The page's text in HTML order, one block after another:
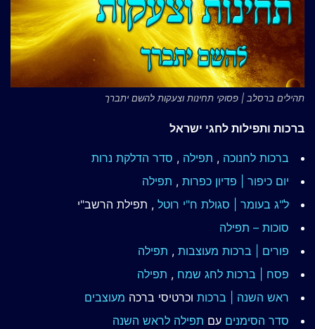
תהילים ברסלב | פסוקי תחינות וצעקות להשם יתברך
ברכות ותפילות לחגי ישראל
ברכות לחנוכה , תפילה , סדר הדלקת נרות
יום כיפור | פדיון כפרות , תפילה
ל"ג בעומר | סגולת ח"י רוטל , תפילת הרשב"י
סוכות – תפילה
פורים | ברכות מעוצבות , תפילה
פסח | ברכות לחג שמח , תפילה
ראש השנה | ברכות וכרטיסי ברכה מעוצבים
סדר הסימנים עם תפילה לראש השנה